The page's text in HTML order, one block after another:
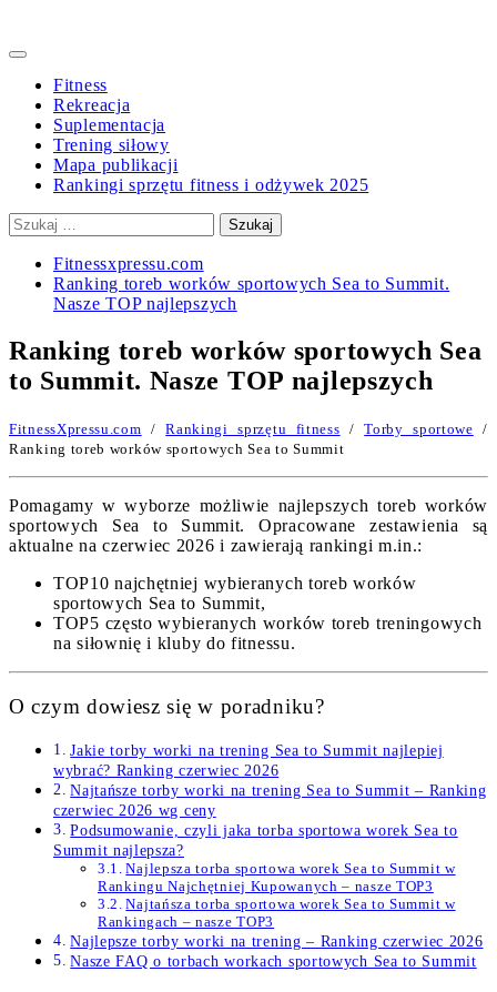
Primary
Fitness
Rekreacja
Suplementacja
Trening siłowy
Mapa publikacji
Rankingi sprzętu fitness i odżywek 2025
Szukaj:
Fitnessxpressu.com
Ranking toreb worków sportowych Sea to Summit.
Nasze TOP najlepszych
Ranking toreb worków sportowych Sea
to Summit. Nasze TOP najlepszych
FitnessXpressu.com /Rankingi sprzętu fitness /Torby sportowe /
Ranking toreb worków sportowych Sea to Summit
Pomagamy w wyborze możliwie najlepszych toreb worków
sportowych Sea to Summit. Opracowane zestawienia są
aktualne na czerwiec 2026 i zawierają rankingi m.in.:
TOP10 najchętniej wybieranych toreb worków
sportowych Sea to Summit,
TOP5 często wybieranych worków toreb treningowych
na siłownię i kluby do fitnessu.
O czym dowiesz się w poradniku?
Jakie torby worki na trening Sea to Summit najlepiej
wybrać? Ranking czerwiec 2026
Najtańsze torby worki na trening Sea to Summit – Ranking
czerwiec 2026 wg ceny
Podsumowanie, czyli jaka torba sportowa worek Sea to
Summit najlepsza?
Najlepsza torba sportowa worek Sea to Summit w
Rankingu Najchętniej Kupowanych – nasze TOP3
Najtańsza torba sportowa worek Sea to Summit w
Rankingach – nasze TOP3
Najlepsze torby worki na trening – Ranking czerwiec 2026
Nasze FAQ o torbach workach sportowych Sea to Summit